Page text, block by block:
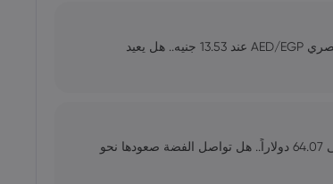
سعر الدرهم الإماراتي مقابل الجنيه المصري AED/EGP عند 13.53 جنيه.. هل يعيد
أسعار الفضة اليوم: XAG/USD يقفز إلى 64.07 دولاراً.. هل تواصل الفضة صعودها نحو